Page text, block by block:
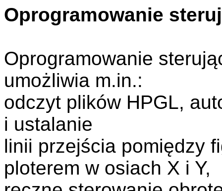
Oprogramowanie
Oprogramowanie
umożliwia m.in.:
odczyt plików HPGL,
i ustalanie
linii przejścia pomiędzy
ploterem w osiach X i Y,